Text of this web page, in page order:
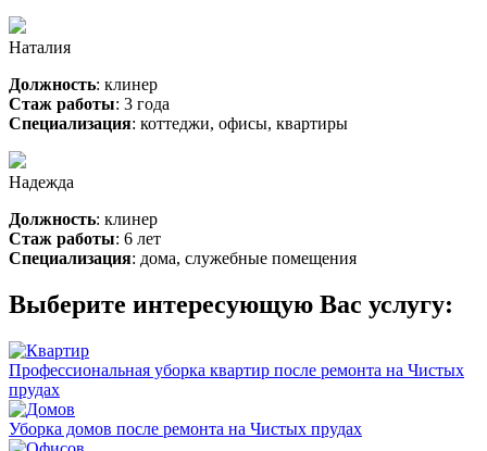
Наталия
Должность: клинер
Стаж работы: 3 года
Специализация: коттеджи, офисы, квартиры
Надежда
Должность: клинер
Стаж работы: 6 лет
Специализация: дома, служебные помещения
Выберите интересующую Вас услугу:
Профессиональная уборка квартир после ремонта на Чистых
прудах
Уборка домов после ремонта на Чистых прудах